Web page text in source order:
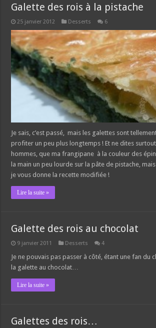
Galette des rois à la pistache
25 janvier 2012 Desserts 6
Je sais, c’est passé, mais les galettes sont
profiter un peu plus longtemps ! Et ne dites
hommes, que ma frangipane à la couleur des
la main un peu lourde sur la pâte de pistache,
je vous donne la recette modifiée !
Lire la suite »
Galette des rois au chocolat
9 janvier 2011 Desserts 4
Je ne pouvais pas passer à côté, étant une fan du
la galette au chocolat…
Lire la suite »
Galettes des rois…